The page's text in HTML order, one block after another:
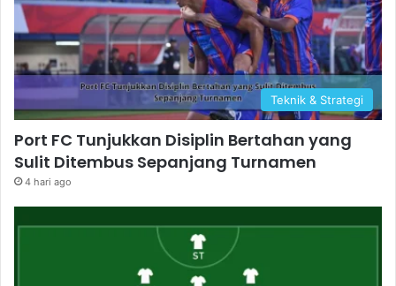
Teknik & Strategi
Port FC Tunjukkan Disiplin Bertahan yang
Sulit Ditembus Sepanjang Turnamen
4 hari ago